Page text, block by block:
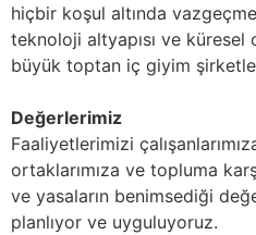
hiçbir koşul altında
teknoloji altyapısı ve küresel
büyük toptan iç giyim
Değerlerimiz
Faaliyetlerimizi
ortaklarımıza ve topluma
ve yasaların benimsediği
planlıyor ve uyguluyoruz.